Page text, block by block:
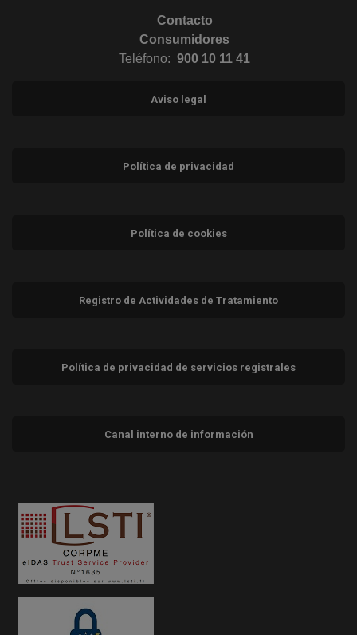
Contacto
Consumidores
Teléfono: 900 10 11 41
Aviso legal
Política de privacidad
Política de cookies
Registro de Actividades de Tratamiento
Política de privacidad de servicios registrales
Canal interno de información